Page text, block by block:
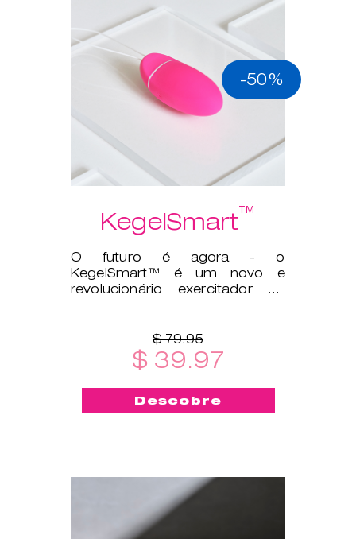
-50%
KegelSmart™
O futuro é agora - o
KegelSmart™ é um novo e
revolucionário exercitador de
$ 79.95
$ 39.97
Descobre